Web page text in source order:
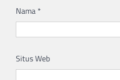
Nama *
Situs Web